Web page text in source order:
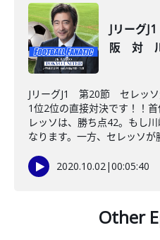
Jリーグ
阪 対 川
JリーグJ1 第20節 セレッ
1位2位の直接対決です！！
レッソは、勝ち点42。もし
なります。一方、セレッソが
2020.10.02|00:05:40
Other